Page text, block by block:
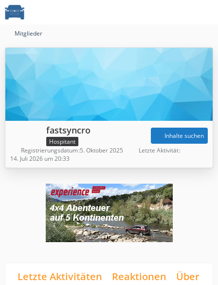
Mitglieder
fastsyncro
Hospitant
Inhalte suchen
Registrierungsdatum 5. Oktober 2025
Letzte Aktivität
14. Juli 2026 um 20:33
Letzte Aktivitäten Reaktionen Über